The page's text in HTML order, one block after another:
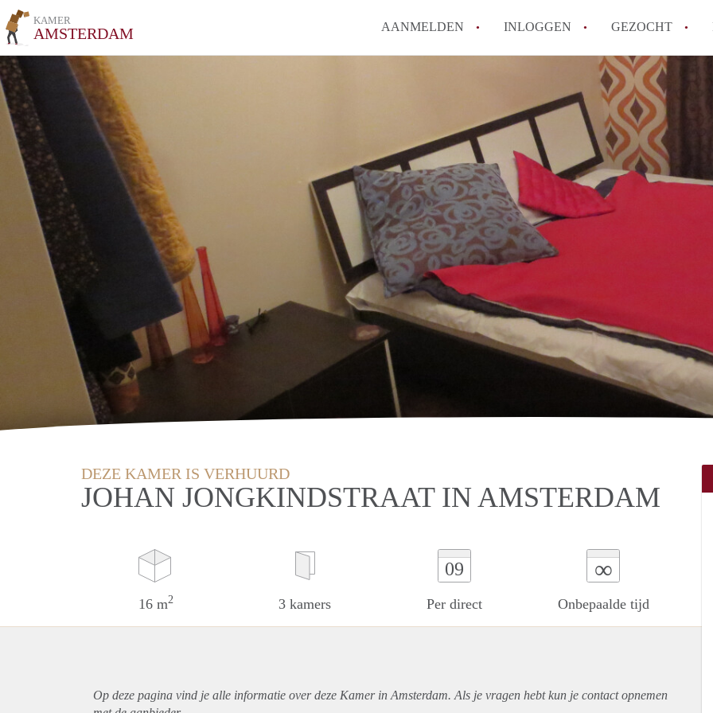
KAMER
AMSTERDAM AANMELDEN INLOGGEN GEZOCHT
Wat is het puntensysteem
Amsterdam?
Wat zijn de opzegtermijnen bij
Wat zijn de populairste
betekent dit voor jou als zoeker?
Wat is een studentenkamer in
Waarom geen
DEZE KAMER IS VERHUURD
JOHAN JONGKINDSTRAAT IN AMSTERDAM
16 m2 3 kamers
09
Per direct
∞
Onbepaalde tijd
Op deze pagina vind je alle informatie over deze Kamer in Amsterdam. Als je vragen hebt kun je contact opnemen